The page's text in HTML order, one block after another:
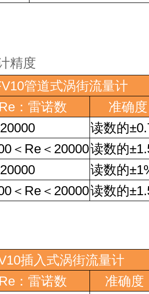
精度
管道式涡街流量计
Re ：雷诺数 准确度
20000 读数的
＜ Re ＜ 20000读数的
20000 读数的
＜ Re ＜ 20000读数的
插入式涡街流量计
Re ：雷诺数 准确度